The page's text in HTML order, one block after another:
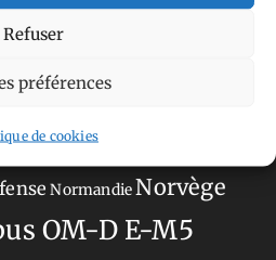
Refuser
préférences
de cookies
bordel
Belgique
Japon
NormandieNorvège
OM-D E-M5